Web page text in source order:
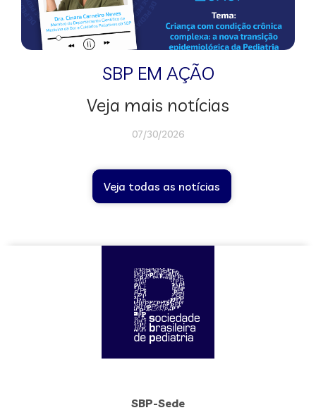
SBP EM AÇÃO
Veja mais notícias
07/30/2026
Veja todas as notícias
SBP-Sede